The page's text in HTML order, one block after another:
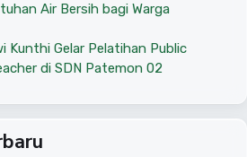
Air Bersih bagi Warga
Kunthi Gelar Pelatihan Public
di SDN Patemon 02